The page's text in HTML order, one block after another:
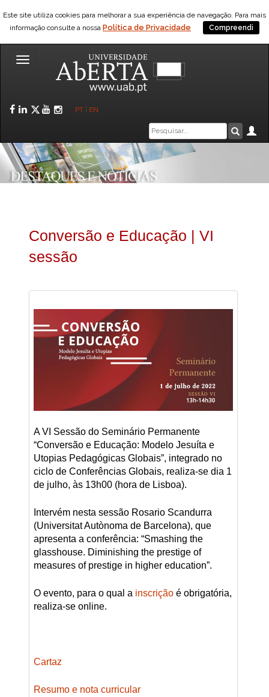
Este site utiliza cookies para melhorar a sua experiência de navegação. Para mais
informação consulte a nossa Política de Privacidade Compreendi
Toggle
Facebook
LinkedIn
Twitter
YouTube
Instagram
PT EN
Caixa
de
pesquisa
Conversão e Educação | VI
sessão
A VI Sessão do Seminário Permanente
“Conversão e Educação: Modelo Jesuíta e
Utopias Pedagógicas Globais”, integrado no
ciclo de Conferências Globais, realiza-se dia 1
de julho, às 13h00 (hora de Lisboa).
Intervém nesta sessão Rosario Scandurra
(Universitat Autònoma de Barcelona), que
apresenta a conferência: “Smashing the
glasshouse. Diminishing the prestige of
measures of prestige in higher education”.
O evento, para o qual a inscriçãoé obrigatória,
realiza-se online.
Cartaz
Resumo e nota curricular